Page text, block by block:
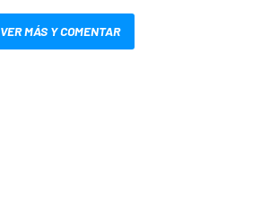
VER MÁS Y COMENTAR